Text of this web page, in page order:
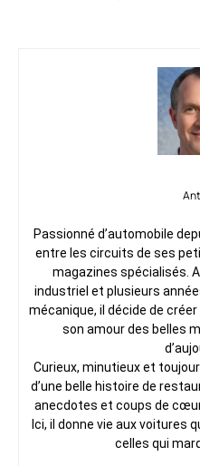
Passionné d’automobile
entre les circuits de ses
magazines spécialisés.
industriel et plusieurs
mécanique, il décide de créer
son amour des belles
Curieux, minutieux et
d’une belle histoire de
anecdotes et coups de
Ici, il donne vie aux voitures
celles qui